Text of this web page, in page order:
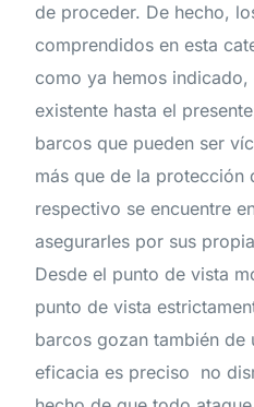
de proceder. De hecho,
comprendidos en esta
como ya hemos
existente hasta el
barcos que pueden ser
más que de la protección
respectivo se encuentre
asegurarles por sus
Desde el punto de vista
punto de vista
barcos gozan también de
eficacia es preciso no